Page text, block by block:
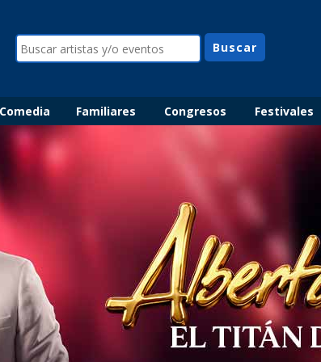
Comedia Familiares Congresos Festivales